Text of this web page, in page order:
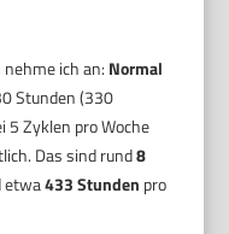
ich an: Normal
Stunden (330
Zyklen pro Woche
Das sind rund8
etwa433 Stunden pro